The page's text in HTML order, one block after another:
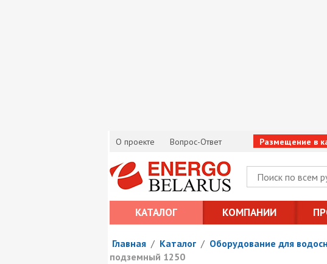
О проекте Вопрос-Ответ Размещение в
КАТАЛОГ КОМПАНИИ
Главная / Каталог / Оборудование для
подземный 1250